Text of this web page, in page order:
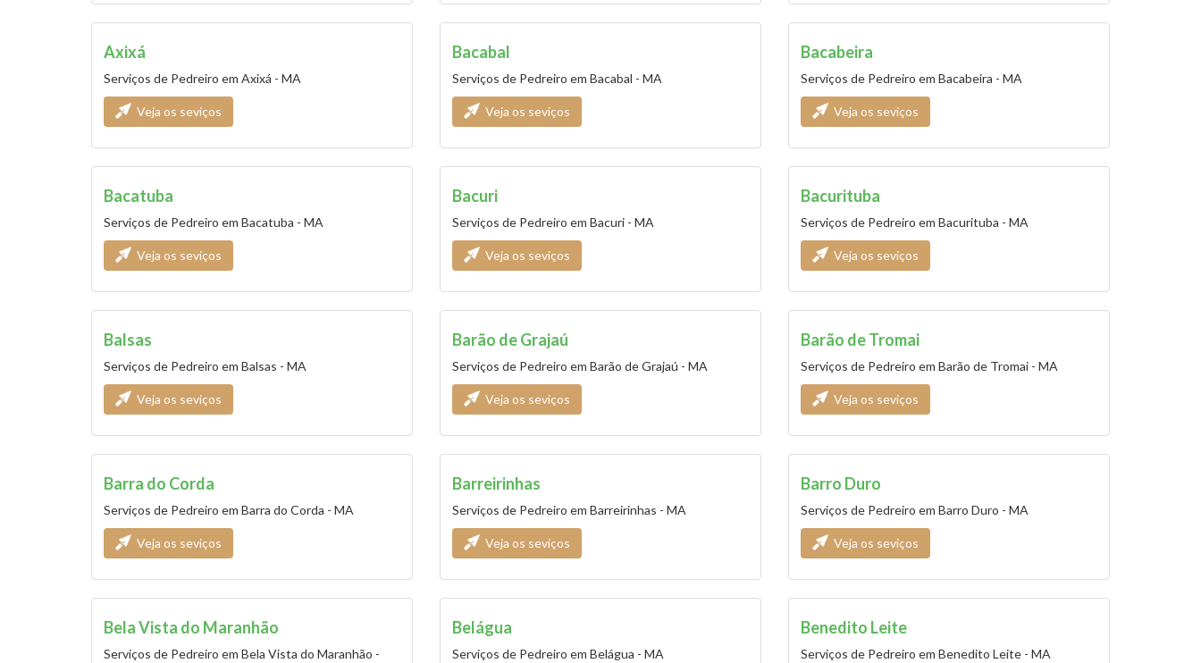
Axixá
Serviços de Pedreiro em Axixá - MA
Veja os seviços
Bacabal
Serviços de Pedreiro em Bacabal - MA
Veja os seviços
Bacabeira
Serviços de Pedreiro em Bacabeira - MA
Veja os seviços
Bacatuba
Serviços de Pedreiro em Bacatuba - MA
Veja os seviços
Bacuri
Serviços de Pedreiro em Bacuri - MA
Veja os seviços
Bacurituba
Serviços de Pedreiro em Bacurituba - MA
Veja os seviços
Balsas
Serviços de Pedreiro em Balsas - MA
Veja os seviços
Barão de Grajaú
Serviços de Pedreiro em Barão de Grajaú - MA
Veja os seviços
Barão de Tromai
Serviços de Pedreiro em Barão de Tromai - MA
Veja os seviços
Barra do Corda
Serviços de Pedreiro em Barra do Corda - MA
Veja os seviços
Barreirinhas
Serviços de Pedreiro em Barreirinhas - MA
Veja os seviços
Barro Duro
Serviços de Pedreiro em Barro Duro - MA
Veja os seviços
Bela Vista do Maranhão
Serviços de Pedreiro em Bela Vista do Maranhão -
Belágua
Serviços de Pedreiro em Belágua - MA
Benedito Leite
Serviços de Pedreiro em Benedito Leite - MA